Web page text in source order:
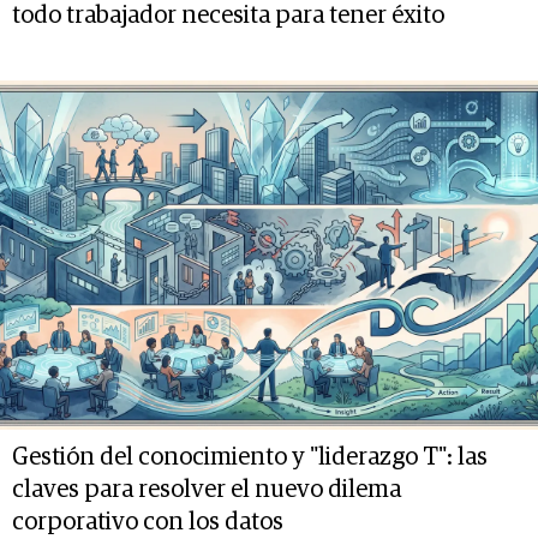
todo trabajador necesita para tener éxito
Gestión del conocimiento y "liderazgo T": las
claves para resolver el nuevo dilema
corporativo con los datos